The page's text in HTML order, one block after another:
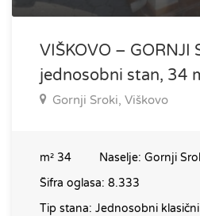
VIŠKOVO – GORNJI
jednosobni stan, 34
Gornji Sroki, Viškovo
m² 34 Naselje: Gornji
Šifra oglasa: 8.333
Tip stana: Jednosobni klasični